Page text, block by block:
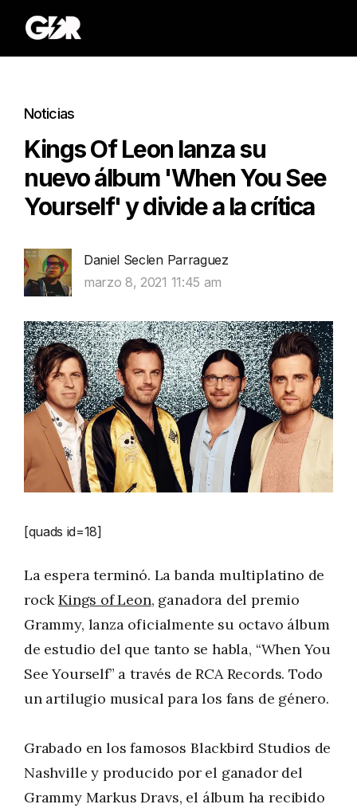
Noticias
Kings Of Leon lanza su
nuevo álbum 'When You See
Yourself' y divide a la crítica
Daniel Seclen Parraguez
marzo 8, 2021 11:45 am
[quads id=18]
La espera terminó. La banda multiplatino de
rockKings of Leon, ganadora del premio
Grammy, lanza oficialmente su octavo álbum
de estudio del que tanto se habla, “When You
See Yourself” a través de RCA Records. Todo
un artilugio musical para los fans de género.
Grabado en los famosos Blackbird Studios de
Nashville y producido por el ganador del
Grammy Markus Dravs, el álbum ha recibido